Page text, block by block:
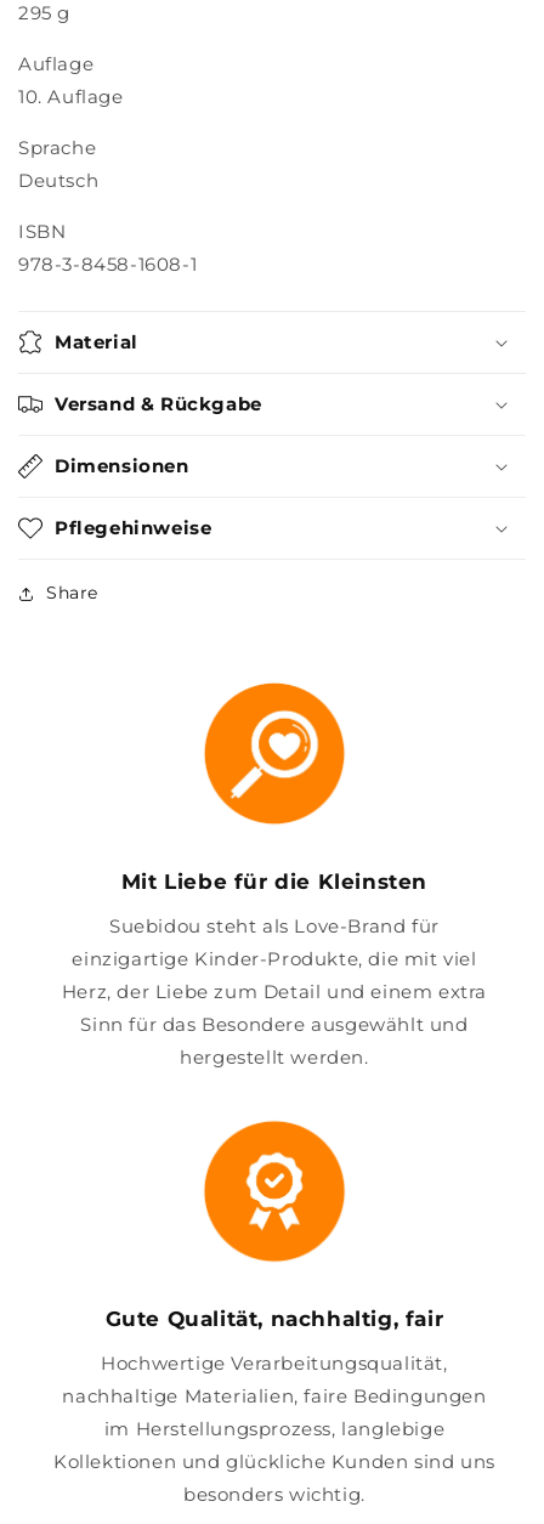
295 g
Auflage
10. Auflage
Sprache
Deutsch
ISBN
978-3-8458-1608-1
Material
Versand & Rückgabe
Dimensionen
Pflegehinweise
Share
Mit Liebe für die Kleinsten
Suebidou steht als Love-Brand für
einzigartige Kinder-Produkte, die mit viel
Herz, der Liebe zum Detail und einem extra
Sinn für das Besondere ausgewählt und
hergestellt werden.
Gute Qualität, nachhaltig, fair
Hochwertige Verarbeitungsqualität,
nachhaltige Materialien, faire Bedingungen
im Herstellungsprozess, langlebige
Kollektionen und glückliche Kunden sind uns
besonders wichtig.